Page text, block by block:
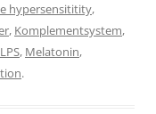
hypersensititity,
, Komplementsystem,
LPS, Melatonin,
.